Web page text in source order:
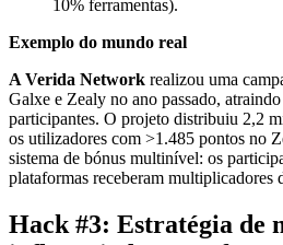
10% ferramentas).
Exemplo do mundo real
A Verida Network realizou uma
Galxe e Zealy no ano passado,
participantes. O projeto distribuiu 2,2
os utilizadores com >1.485 pontos no
sistema de bónus multinível: os
plataformas receberam multiplicadores
Hack #3: Estratégia de